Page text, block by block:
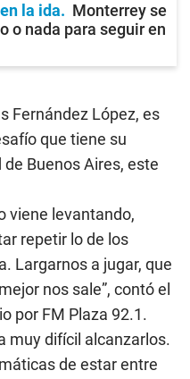
la ida
Monterrey se
o nada para seguir en
Fernández López, es
que tiene su
Buenos Aires, este
viene levantando,
repetir lo de los
Largarnos a jugar, que
nos sale”, contó el
por FM Plaza 92.1.
muy difícil alcanzarlos.
de estar entre